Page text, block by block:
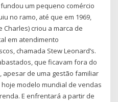
um pequeno comércio
no ramo, até que em 1969,
criou a marca de
em atendimento
chamada Stew Leonard’s.
que ficavam fora do
apesar de uma gestão familiar
modelo mundial de vendas
E enfrentará a partir de